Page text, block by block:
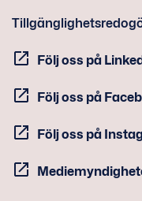
Följ oss på
Följ oss på
Följ oss på